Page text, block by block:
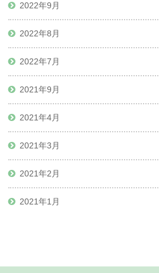
2022年9月
2022年8月
2022年7月
2021年9月
2021年4月
2021年3月
2021年2月
2021年1月